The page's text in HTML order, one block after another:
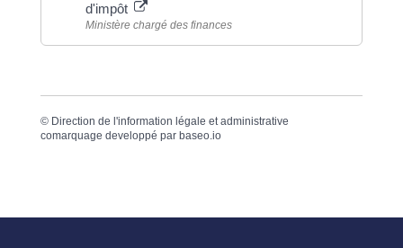
d'impôt
Ministère chargé des finances
© Direction de l'information légale et administrative
comarquage developpé par baseo.io